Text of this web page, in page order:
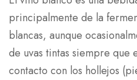
principalmente de la
blancas, aunque
de uvas tintas siempre que
contacto con los hollejos